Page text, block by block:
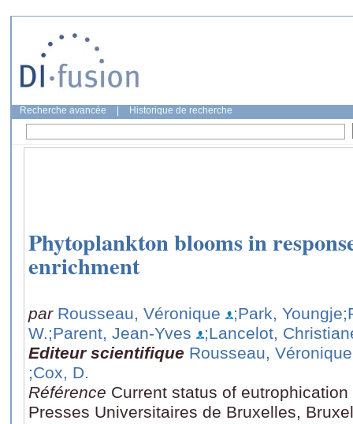
Recherche avancée Historique de recherche
Phytoplankton blooms in
enrichment
par Rousseau, Véronique ;Park, Youngje
W.;Parent, Jean-Yves
;Lancelot,
Editeur scientifique Rousseau, Véronique
;Cox, D.
Référence Current status of
Presses Universitaires de Bruxelles,